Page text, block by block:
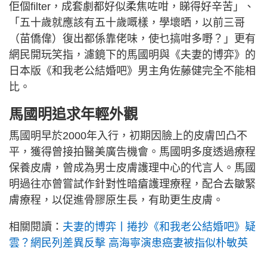
佢個filter，成套劇都好似柔焦咗咁，睇得好辛苦」、
「五十歲就應該有五十歲嘅樣，學壞晒，以前三哥
（苗僑偉）復出都係靠佬味，使乜搞咁多嘢？」更有
網民開玩笑指，濾鏡下的馬國明與《夫妻的博弈》的
日本版《和我老公結婚吧》男主角佐藤健完全不能相
比。
馬國明追求年輕外觀
馬國明早於2000年入行，初期因臉上的皮膚凹凸不
平，獲得曾接拍醫美廣告機會。馬國明多度透過療程
保養皮膚，曾成為男士皮膚護理中心的代言人。馬國
明過往亦曾嘗試作針對性暗瘡護理療程，配合去皺緊
膚療程，以促進骨膠原生長，有助更生皮膚。
相關閱讀： 夫妻的博弈丨捲抄《和我老公結婚吧》疑
雲？網民列差異反擊 高海寧演患癌妻被指似朴敏英